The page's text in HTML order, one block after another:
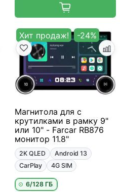
Хит продаж! -24%
Магнитола для с
крутилками в рамку 9"
или 10" - Farcar RB876
монитор 11.8"
2K QLED
Android 13
CarPlay
4G SIM
6/128 ГБ